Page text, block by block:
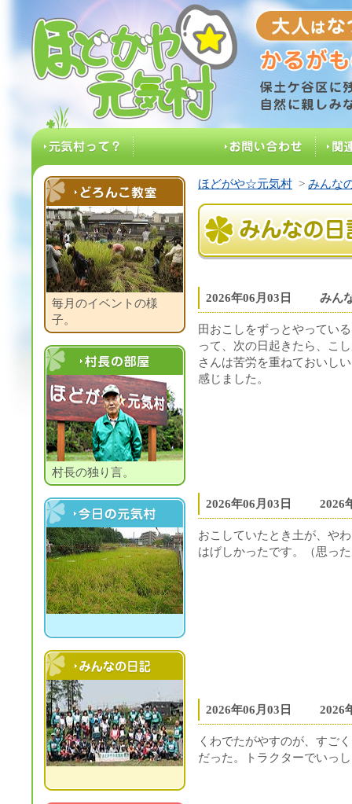
ほどがや☆元気村
大人はなつ
保土ケ谷区に残る
元気村って？ お問い合わせ 関
どろんこ教室
毎月のイベントの様
子。
村長の部屋
村長の独り言。
今日の元気村
村民の日記
ほどがや☆元気村 > みんな
2026年06月03日 みん
田おこしをずっとやってい
って、次の日起きたら、こ
さんは苦労を重ねておいし
感じました。
2026年06月03日 2026
おこしていたとき土が、や
はげしかったです。（思っ
2026年06月03日 2026
くわでたがやすのが、すご
だった。トラクターでいっ